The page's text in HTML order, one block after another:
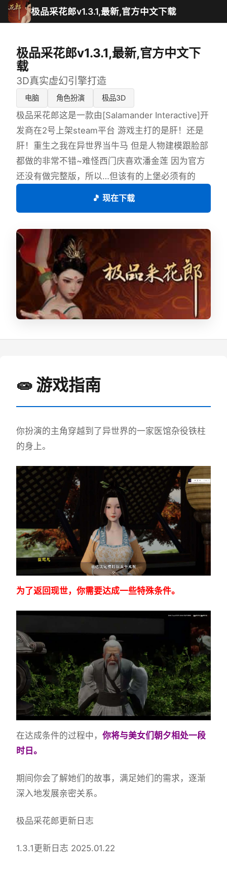
极品采花郎v1.3.1,最新,官方中文下载
极品采花郎v1.3.1,最新,官方中文下
载
3D真实虚幻引擎打造
电脑 角色扮演 极品3D
极品采花郎这是一款由[Salamander Interactive]开
发商在2号上架steam平台 游戏主打的是肝！还是
肝！重生之我在异世界当牛马 但是人物建模跟脸部
都做的非常不错~难怪西门庆喜欢潘金莲 因为官方
还没有做完整版，所以…但该有的上堡必须有的
🎵 现在下载
🧫 游戏指南
你扮演的主角穿越到了异世界的一家医馆杂役铁柱
的身上。
为了返回现世，你需要达成一些特殊条件。
在达成条件的过程中， 你将与美女们朝夕相处一段
时日。
期间你会了解她们的故事，满足她们的需求，逐渐
深入地发展亲密关系。
极品采花郎更新日志
1.3.1更新日志 2025.01.22